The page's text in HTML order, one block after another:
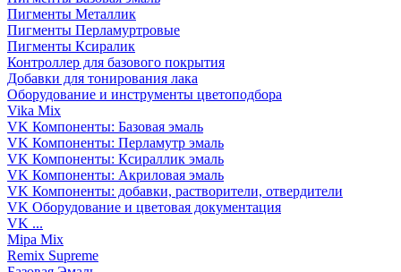
Пигменты Металлик
Пигменты Перламуртровые
Пигменты Ксиралик
Контроллер для базового покрытия
Добавки для тонирования лака
Оборудование и инструменты цветоподбора
Vika Mix
VK Компоненты: Базовая эмаль
VK Компоненты: Перламутр эмаль
VK Компоненты: Ксираллик эмаль
VK Компоненты: Акриловая эмаль
VK Компоненты: добавки, растворители, отвердители
VK Оборудование и цветовая документация
VK ...
Mipa Mix
Remix Supreme